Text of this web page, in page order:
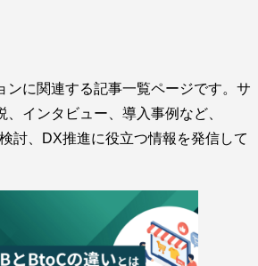
ンに関連する記事一覧ページです。サ
インタビュー、導入事例など、
討、DX推進に役立つ情報を発信して